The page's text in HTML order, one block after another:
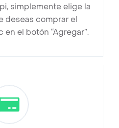
simplemente elige la
deseas comprar el
el botón “Agregar”.